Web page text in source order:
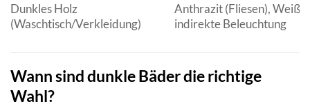
Dunkles Holz
(Waschtisch/Verkleidung)
Anthrazit (Fliesen), Weiß
indirekte Beleuchtung
Wann sind dunkle Bäder die richtige
Wahl?